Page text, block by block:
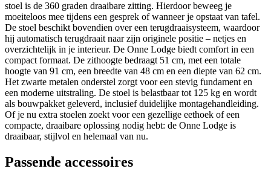
stoel is de 360 graden draaibare zitting. Hierdoor beweeg je
moeiteloos mee tijdens een gesprek of wanneer je opstaat van tafel.
De stoel beschikt bovendien over een terugdraaisysteem, waardoor
hij automatisch terugdraait naar zijn originele positie – netjes en
overzichtelijk in je interieur. De Onne Lodge biedt comfort in een
compact formaat. De zithoogte bedraagt 51 cm, met een totale
hoogte van 91 cm, een breedte van 48 cm en een diepte van 62 cm.
Het zwarte metalen onderstel zorgt voor een stevig fundament en
een moderne uitstraling. De stoel is belastbaar tot 125 kg en wordt
als bouwpakket geleverd, inclusief duidelijke montagehandleiding.
Of je nu extra stoelen zoekt voor een gezellige eethoek of een
compacte, draaibare oplossing nodig hebt: de Onne Lodge is
draaibaar, stijlvol en helemaal van nu.
Passende accessoires